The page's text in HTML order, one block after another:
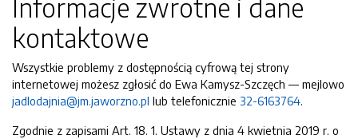
Informacje zwrotne i dane
kontaktowe
Wszystkie problemy z dostępnością cyfrową tej strony
internetowej możesz zgłosić do Ewa Kamysz-Szczęch — mejlowo
jadlodajnia@jm.jaworzno.pl lub telefonicznie 32-6163764.
Zgodnie z zapisami Art. 18. 1. Ustawy z dnia 4 kwietnia 2019 r. o